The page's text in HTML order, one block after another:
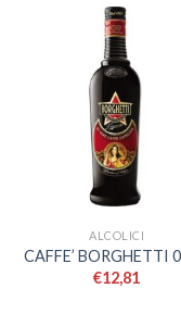
ALCOLICI
CAFFE’ BORGHETTI
€12,81